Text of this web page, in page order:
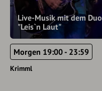
Live-Musik mit dem Duo
"Leis`n Laut"
Morgen 19:00 - 23:59
Krimml